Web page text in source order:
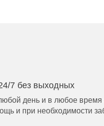
7 без выходных
день и в любое время
и при необходимости